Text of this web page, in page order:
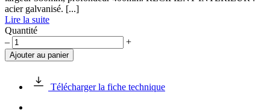
acier galvanisé. [...]
Lire la suite
Quantité
quantité
de
Corbeille
– +
Ajouter au panier
Télécharger la fiche technique